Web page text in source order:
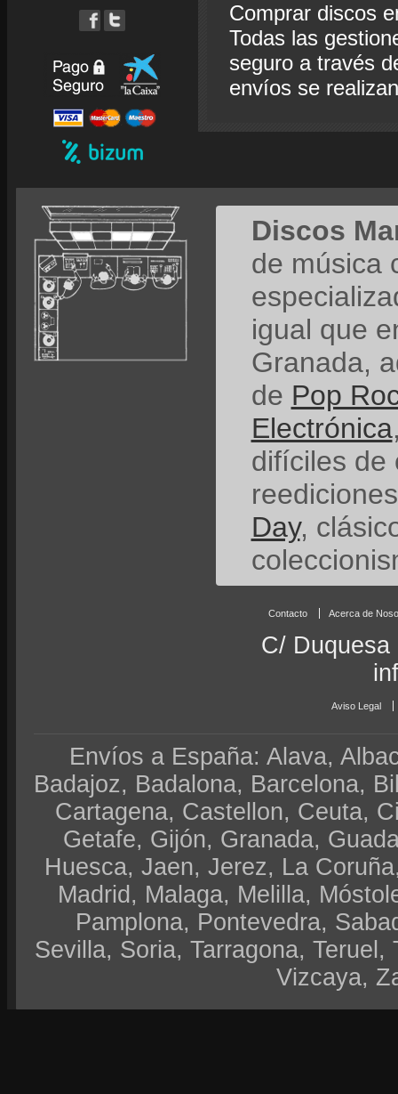
Comprar discos
Todas las
seguro a través
envíos se
Discos
de música
igual que
Granada,
de Pop
Electrónica
difíciles de
Day,
Contacto Acerca de
C/ Duquesa
Aviso Legal
Envíos a España: Alava,
Badajoz, Badalona, Barcelona,
Cartagena, Castellon, Ceuta,
Getafe, Gijón, Granada,
Huesca, Jaen, Jerez, La
Madrid, Malaga, Melilla,
Pamplona, Pontevedra,
Sevilla, Soria, Tarragona,
Vizcaya,